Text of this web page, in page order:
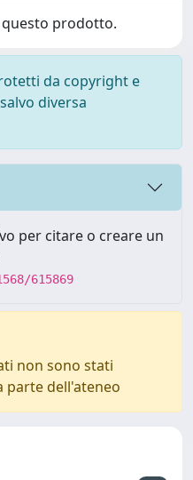
questo prodotto.
da copyright e
diversa
per citare o creare un
615869
non sono stati
parte dell'ateneo